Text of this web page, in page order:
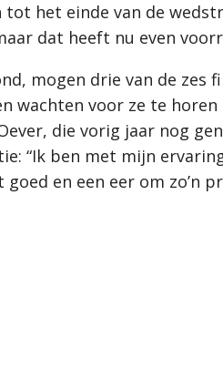
het einde van de
dat heeft nu even
mogen drie van de zes
wachten voor ze te
die vorig jaar nog
“Ik ben met mijn
en een eer om zo’n